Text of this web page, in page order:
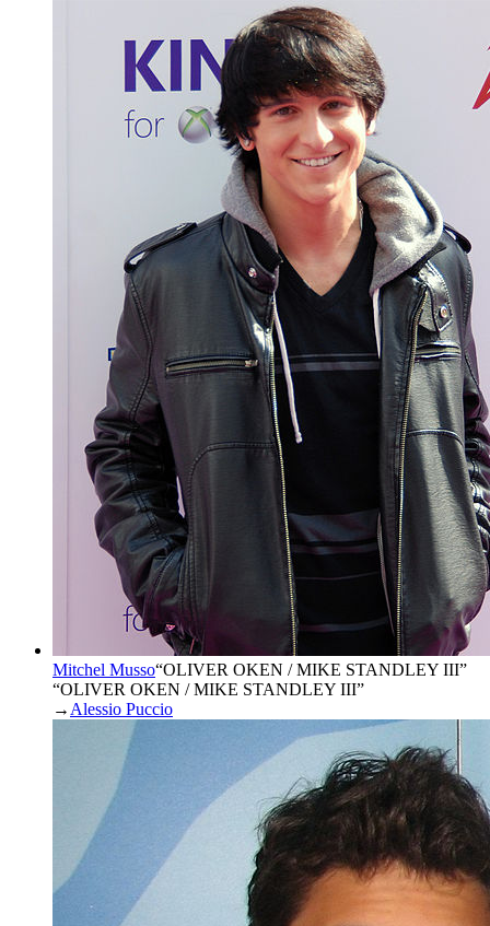
Mitchel Musso“OLIVER OKEN / MIKE STANDLEY III”
“OLIVER OKEN / MIKE STANDLEY III”
→ Alessio Puccio